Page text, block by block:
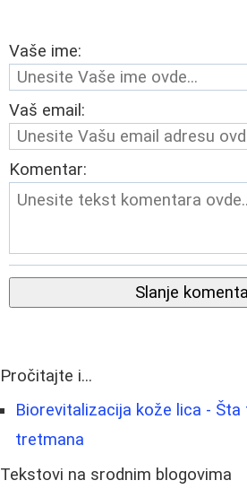
Vaše ime:
Vaš email:
Komentar:
Slanje
Pročitajte i...
Biorevitalizacija kože lica -
tretmana
Tekstovi na srodnim blogovima